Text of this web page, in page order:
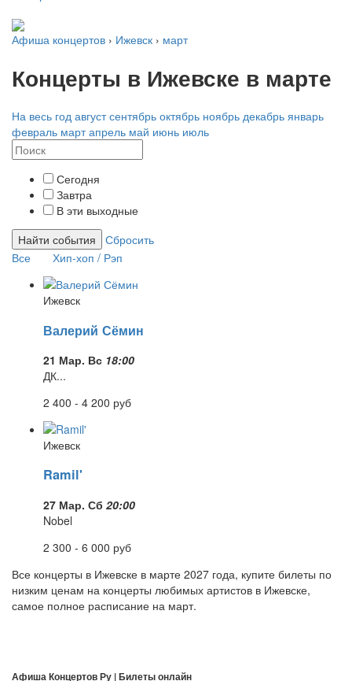
Афиша концертов › Ижевск › март
Концерты в Ижевске в марте
На весь год август сентябрь октябрь ноябрь декабрь январь
февраль март апрель май июнь июль
Сегодня
Завтра
В эти выходные
Найти события
Сбросить
Все
Хип-хоп / Рэп
Ижевск
Валерий Сёмин
21 Мар. Вс 18:00
ДК...
2 400 - 4 200 руб
Ижевск
Ramil'
27 Мар. Сб 20:00
Nobel
2 300 - 6 000 руб
Все концерты в Ижевске в марте 2027 года, купите билеты по
низким ценам на концерты любимых артистов в Ижевске,
самое полное расписание на март.
Афиша Концертов Ру | Билеты онлайн